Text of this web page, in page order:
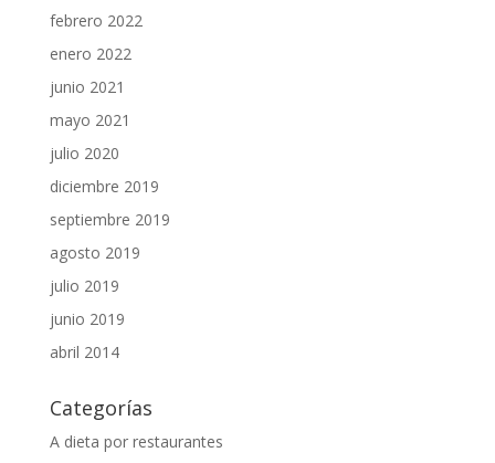
febrero 2022
enero 2022
junio 2021
mayo 2021
julio 2020
diciembre 2019
septiembre 2019
agosto 2019
julio 2019
junio 2019
abril 2014
Categorías
A dieta por restaurantes